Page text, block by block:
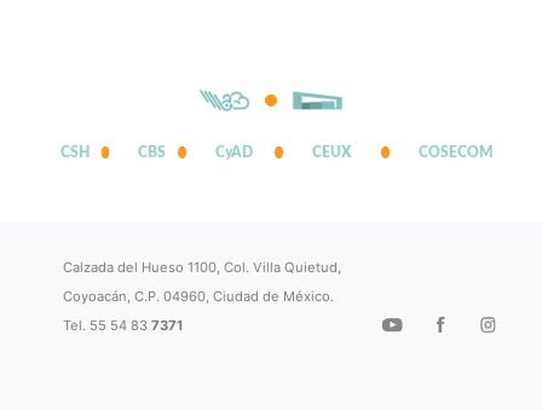
CSH CBS CyAD CEUX COSECOM
Calzada del Hueso 1100, Col. Villa Quietud,
Coyoacán, C.P. 04960, Ciudad de México.
Tel. 55 54 837371